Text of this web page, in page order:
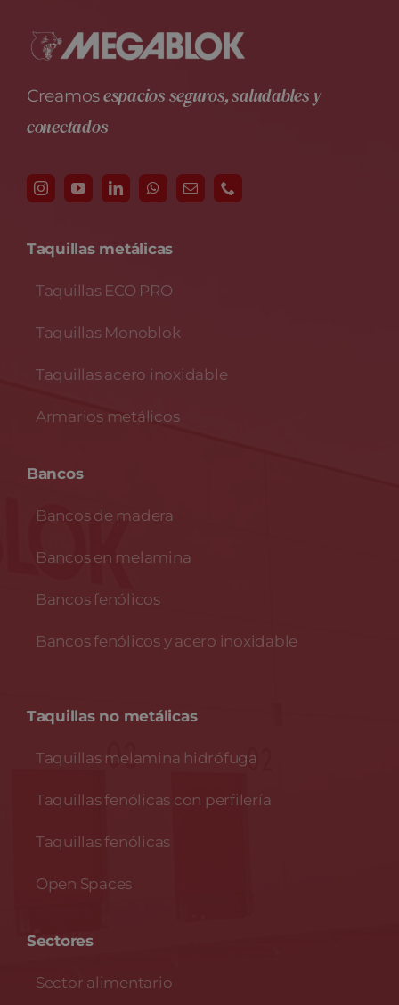
Creamosespacios seguros, saludables y
conectados
Taquillas metálicas
Taquillas ECO PRO
Taquillas Monoblok
Taquillas acero inoxidable
Armarios metálicos
Bancos
Bancos de madera
Bancos en melamina
Bancos fenólicos
Bancos fenólicos y acero inoxidable
Taquillas no metálicas
Taquillas melamina hidrófuga
Taquillas fenólicas con perfilería
Taquillas fenólicas
Open Spaces
Sectores
Sector alimentario